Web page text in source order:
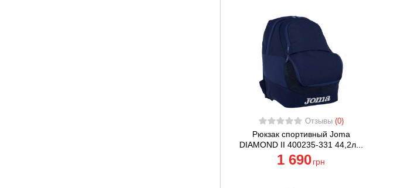
Отзывы (0)
Рюкзак спортивный Joma
DIAMOND II 400235-331 44,2л...
1 690 грн